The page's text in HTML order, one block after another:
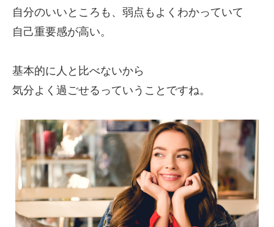
自分のいいところも、弱点もよくわかっていて
自己重要感が高い。
基本的に人と比べないから
気分よく過ごせるっていうことですね。